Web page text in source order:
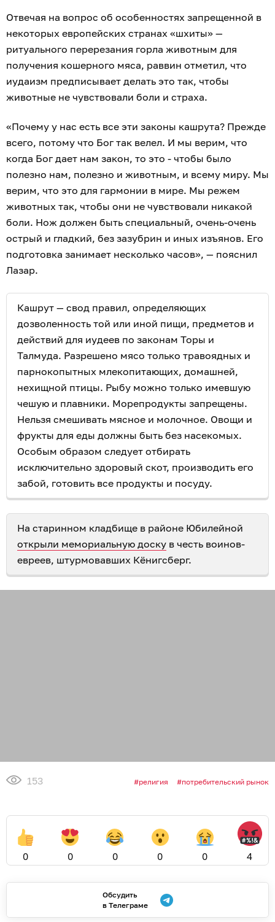
Отвечая на вопрос об особенностях запрещенной в
некоторых европейских странах «шхиты» —
ритуального перерезания горла животным для
получения кошерного мяса, раввин отметил, что
иудаизм предписывает делать это так, чтобы
животные не чувствовали боли и страха.
«Почему у нас есть все эти законы кашрута? Прежде
всего, потому что Бог так велел. И мы верим, что
когда Бог дает нам закон, то это - чтобы было
полезно нам, полезно и животным, и всему миру. Мы
верим, что это для гармонии в мире. Мы режем
животных так, чтобы они не чувствовали никакой
боли. Нож должен быть специальный, очень-очень
острый и гладкий, без зазубрин и иных изъянов. Его
подготовка занимает несколько часов», — пояснил
Лазар.
Кашрут — свод правил, определяющих
дозволенность той или иной пищи, предметов и
действий для иудеев по законам Торы и
Талмуда. Разрешено мясо только травоядных и
парнокопытных млекопитающих, домашней,
нехищной птицы. Рыбу можно только имевшую
чешую и плавники. Морепродукты запрещены.
Нельзя смешивать мясное и молочное. Овощи и
фрукты для еды должны быть без насекомых.
Особым образом следует отбирать
исключительно здоровый скот, производить его
забой, готовить все продукты и посуду.
На старинном кладбище в районе Юбилейной
открыли мемориальную доску в честь воинов-
евреев, штурмовавших Кёнигсберг.
153 религия потребительский рынок
0 0 0 0 0 4
Обсудить
в Телеграме